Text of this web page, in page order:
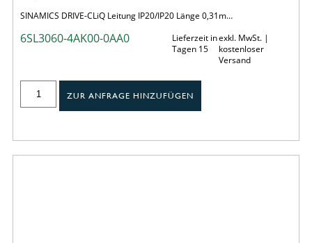
SINAMICS DRIVE-CLiQ Leitung IP20/IP20 Länge 0,31m…
6SL3060-4AK00-0AA0
Lieferzeit in
Tagen 15
exkl. MwSt. |
kostenloser
Versand
ZUR ANFRAGE HINZUFÜGEN